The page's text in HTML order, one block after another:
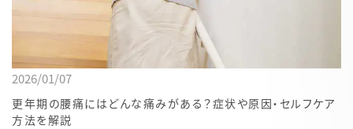
2026/01/07
更年期の腰痛にはどんな痛みがある？症状や原因・セルフケア
方法を解説